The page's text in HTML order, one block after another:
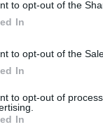
to opt-out of the
In
to opt-out of the
In
to opt-out of
In
Ιωαννίνων